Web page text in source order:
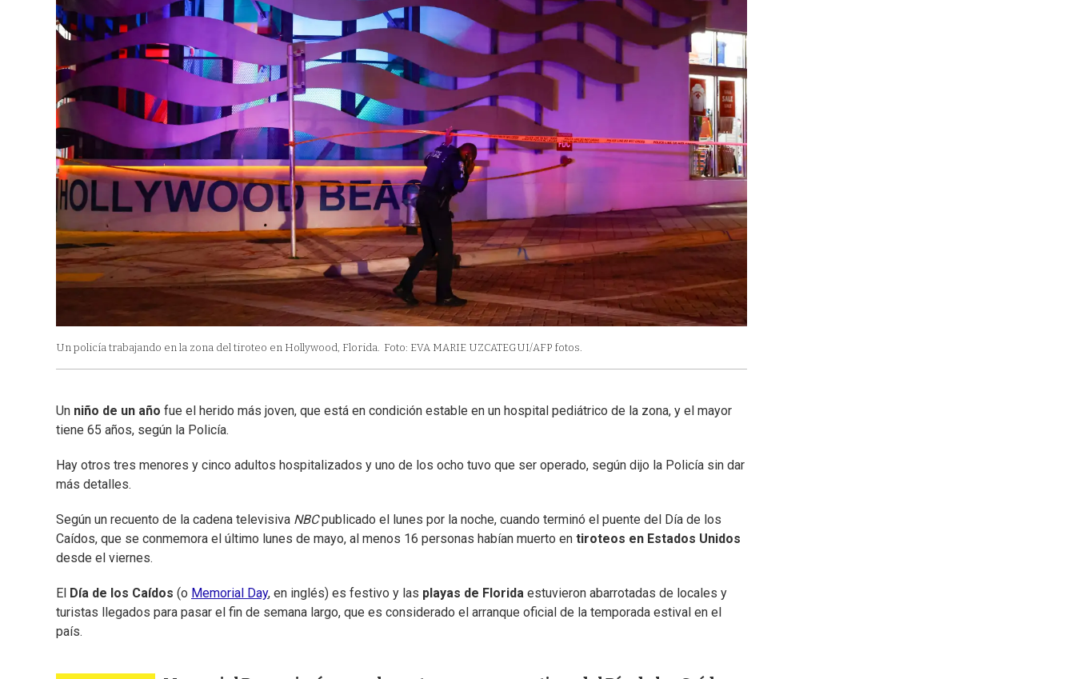
Un policía trabajando en la zona del tiroteo en Hollywood, Florida. Foto: EVA MARIE UZCATEGUI/AFP fotos.
Un niño de un año fue el herido más joven, que está en condición estable en un hospital pediátrico de la zona, y el mayor
tiene 65 años, según la Policía.
Hay otros tres menores y cinco adultos hospitalizados y uno de los ocho tuvo que ser operado, según dijo la Policía sin dar
más detalles.
Según un recuento de la cadena televisiva NBCpublicado el lunes por la noche, cuando terminó el puente del Día de los
Caídos, que se conmemora el último lunes de mayo, al menos 16 personas habían muerto en tiroteos en Estados Unidos
desde el viernes.
El Día de los Caídos (o Memorial Day, en inglés) es festivo y las playas de Florida estuvieron abarrotadas de locales y
turistas llegados para pasar el fin de semana largo, que es considerado el arranque oficial de la temporada estival en el
país.